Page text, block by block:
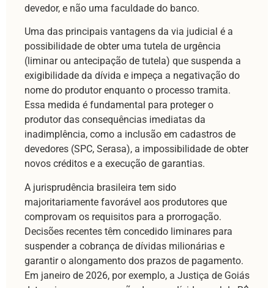
devedor, e não uma faculdade do banco.
Uma das principais vantagens da via judicial é a
possibilidade de obter uma tutela de urgência
(liminar ou antecipação de tutela) que suspenda a
exigibilidade da dívida e impeça a negativação do
nome do produtor enquanto o processo tramita.
Essa medida é fundamental para proteger o
produtor das consequências imediatas da
inadimplência, como a inclusão em cadastros de
devedores (SPC, Serasa), a impossibilidade de obter
novos créditos e a execução de garantias.
A jurisprudência brasileira tem sido
majoritariamente favorável aos produtores que
comprovam os requisitos para a prorrogação.
Decisões recentes têm concedido liminares para
suspender a cobrança de dívidas milionárias e
garantir o alongamento dos prazos de pagamento.
Em janeiro de 2026, por exemplo, a Justiça de Goiás